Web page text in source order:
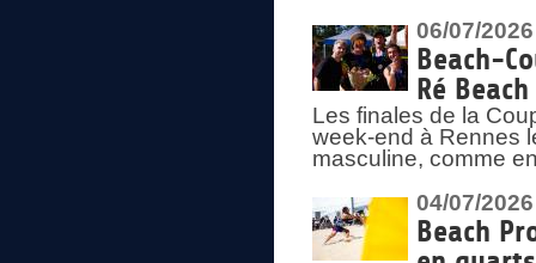
06/07/2026
Beach-
Ré
Les finales de la
week-end à Rennes
masculine, comme
04/07/2026
Beach